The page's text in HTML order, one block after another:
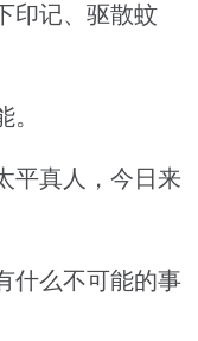
印记、驱散蚊
平真人，今日来
什么不可能的事